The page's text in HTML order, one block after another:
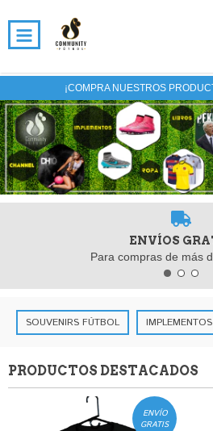
¡COMPRA NUESTROS
ENVÍOS
Para compras de más
SOUVENIRS FÚTBOL IMPLEMENTOS
PRODUCTOS DESTACADOS
ENVÍO
GRATIS